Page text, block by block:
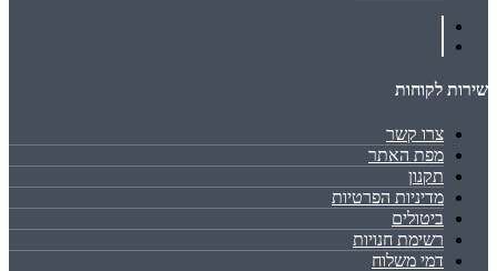
שירות לקוחות
צרו קשר
מפת האתר
תקנון
מדיניות הפרטיות
ביטולים
רשימת חנויות
דמי משלוח